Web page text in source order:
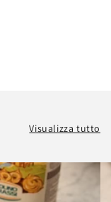
Visualizza tutto